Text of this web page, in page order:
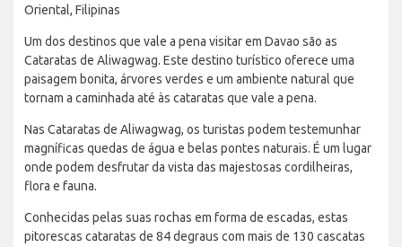
Oriental, Filipinas
Um dos destinos que vale a pena visitar em Davao são as
Cataratas de Aliwagwag. Este destino turístico oferece uma
paisagem bonita, árvores verdes e um ambiente natural que
tornam a caminhada até às cataratas que vale a pena.
Nas Cataratas de Aliwagwag, os turistas podem testemunhar
magníficas quedas de água e belas pontes naturais. É um lugar
onde podem desfrutar da vista das majestosas cordilheiras,
flora e fauna.
Conhecidas pelas suas rochas em forma de escadas, estas
pitorescas cataratas de 84 degraus com mais de 130 cascatas